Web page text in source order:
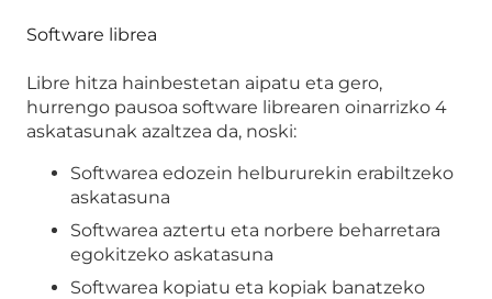
Software librea
Libre hitza hainbestetan aipatu eta gero,
hurrengo pausoa software librearen oinarrizko 4
askatasunak azaltzea da, noski:
Softwarea edozein helbururekin erabiltzeko
askatasuna
Softwarea aztertu eta norbere beharretara
egokitzeko askatasuna
Softwarea kopiatu eta kopiak banatzeko